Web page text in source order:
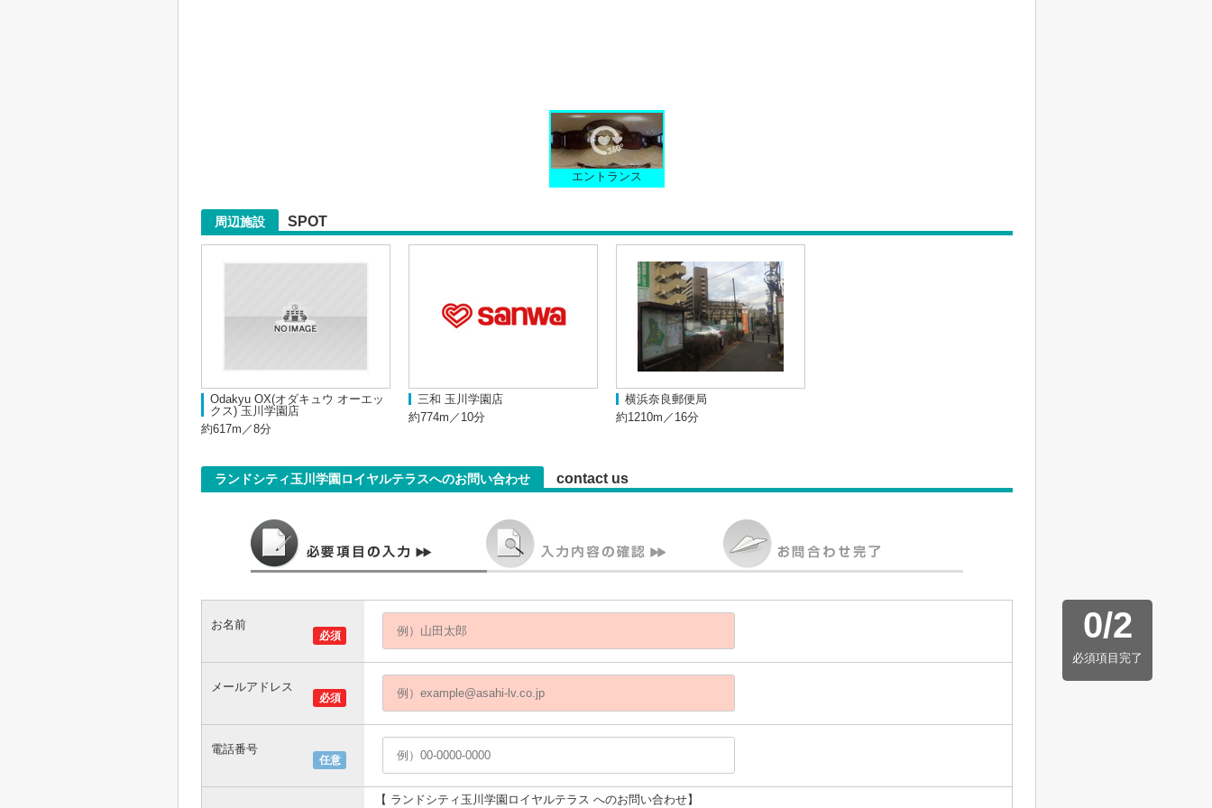
エントランス
周辺施設 SPOT
Odakyu OX(オダキュウ オーエッ
クス) 玉川学園店
約617m／8分
三和 玉川学園店
約774m／10分
横浜奈良郵便局
約1210m／16分
ランドシティ玉川学園ロイヤルテラスへのお問い合わせ contact us
0/2
必須項目完了
必須
お名前
必須
メールアドレス
任意
電話番号
【 ランドシティ玉川学園ロイヤルテラス へのお問い合わせ】